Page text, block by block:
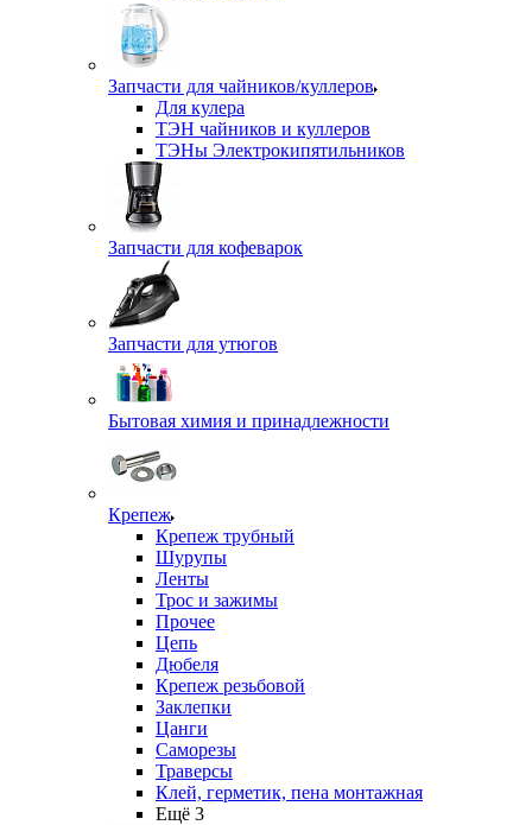
Запчасти для чайников/куллеров
Для кулера
ТЭН чайников и куллеров
ТЭНы Электрокипятильников
Запчасти для кофеварок
Запчасти для утюгов
Бытовая химия и принадлежности
Крепеж
Крепеж трубный
Шурупы
Ленты
Трос и зажимы
Прочее
Цепь
Дюбеля
Крепеж резьбовой
Заклепки
Цанги
Саморезы
Траверсы
Клей, герметик, пена монтажная
Ещё 3